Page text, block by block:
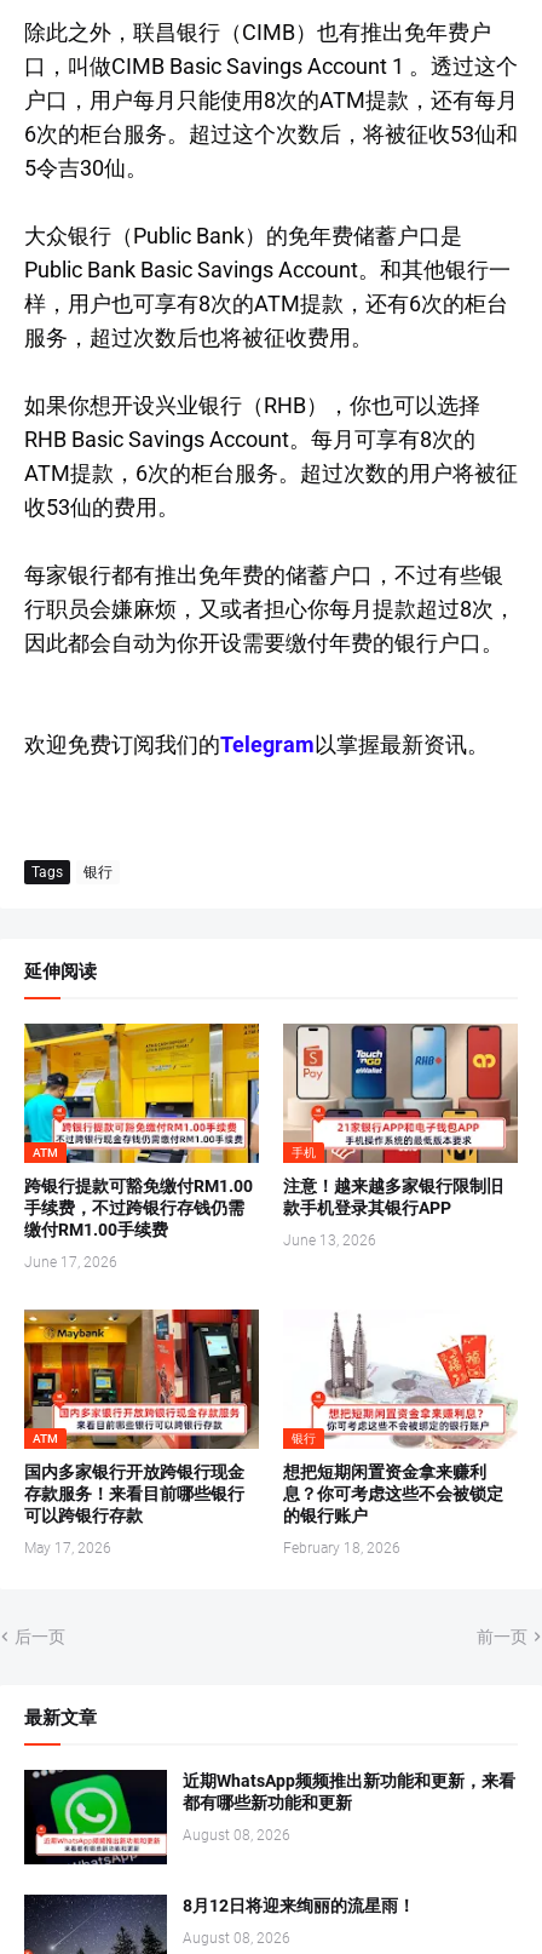
除此之外，联昌银行（CIMB）也有推出免年费户
口，叫做CIMB Basic Savings Account 1 。透过这个
户口，用户每月只能使用8次的ATM提款，还有每月
6次的柜台服务。超过这个次数后，将被征收53仙和
5令吉30仙。
大众银行（Public Bank）的免年费储蓄户口是
Public Bank Basic Savings Account。和其他银行一
样，用户也可享有8次的ATM提款，还有6次的柜台
服务，超过次数后也将被征收费用。
如果你想开设兴业银行（RHB），你也可以选择
RHB Basic Savings Account。每月可享有8次的
ATM提款，6次的柜台服务。超过次数的用户将被征
收53仙的费用。
每家银行都有推出免年费的储蓄户口，不过有些银
行职员会嫌麻烦，又或者担心你每月提款超过8次，
因此都会自动为你开设需要缴付年费的银行户口。
欢迎免费订阅我们的Telegram以掌握最新资讯。
Tags 银行
延伸阅读
ATM
跨银行提款可豁免缴付RM1.00
手续费，不过跨银行存钱仍需
缴付RM1.00手续费
June 17, 2026
手机
注意！越来越多家银行限制旧
款手机登录其银行APP
June 13, 2026
ATM
国内多家银行开放跨银行现金
存款服务！来看目前哪些银行
可以跨银行存款
May 17, 2026
银行
想把短期闲置资金拿来赚利
息？你可考虑这些不会被锁定
的银行账户
February 18, 2026
后一页 前一页
最新文章
近期WhatsApp频频推出新功能和更新，来看
都有哪些新功能和更新
August 08, 2026
8月12日将迎来绚丽的流星雨！
August 08, 2026